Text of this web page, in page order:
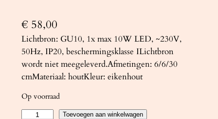
€ 58,00
Lichtbron: GU10, 1x max 10W LED, ~230V,
50Hz, IP20, beschermingsklasse ILichtbron
wordt niet meegeleverd.Afmetingen: 6/6/30
cmMateriaal: houtKleur: eikenhout
Op voorraad
Toevoegen aan winkelwagen